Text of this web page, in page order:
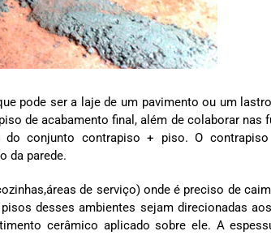
pode ser a laje de um pavimento ou um
de acabamento final, além de colaborar nas
do conjunto contrapiso + piso. O
da parede.
de serviço) onde é preciso de
desses ambientes sejam direcionadas
cerâmico aplicado sobre ele. A